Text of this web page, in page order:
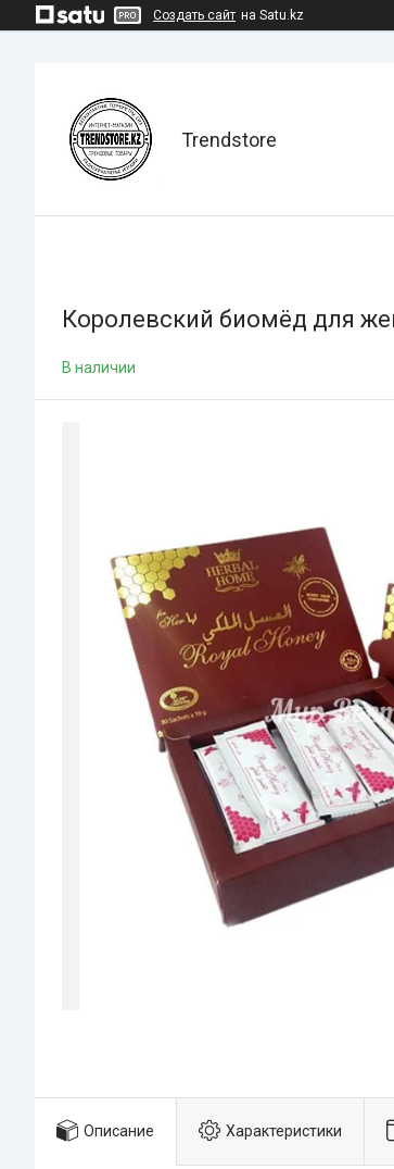
Создать сайт на Satu.kz
Trendstore
Королевский биомёд для
В наличии
Описание Характеристики